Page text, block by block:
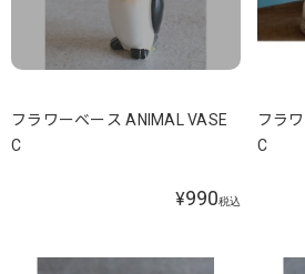
フラワーベース ANIMAL VASE
C
¥990税込
フラ
C